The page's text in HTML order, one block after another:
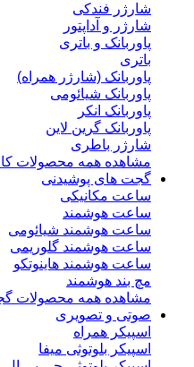
شارژر فندکی
شارژر و آداپتور
پاوربانک و باتری
باتری
پاوربانک (شارژر همراه)
پاوربانک شیائومی
پاوربانک انکر
پاوربانک گرین لاین
شارژر باطری
مشاهده همه محصولات
گجت های پوشیدنی
ساعت مکانیکی
ساعت هوشمند
ساعت هوشمند شیائومی
ساعت هوشمند گلوریمی
ساعت هوشمند هاینوتکو
مچ بند هوشمند
مشاهده همه محصولات
صوتی و تصویری
اسپیکر همراه
اسپیکر بلوتوثی میفا